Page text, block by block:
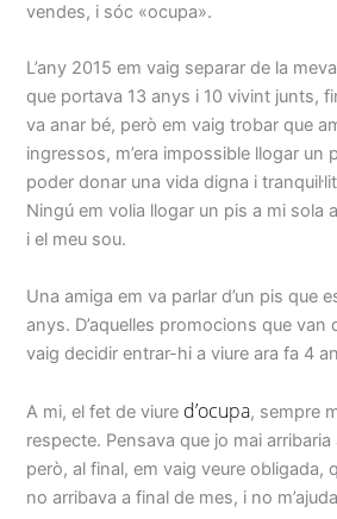
vendes, i sóc «ocupa».
L’any 2015 em vaig separar de la
que portava 13 anys i 10 vivint junts,
va anar bé, però em vaig trobar que
ingressos, m’era impossible llogar un
poder donar una vida digna i
Ningú em volia llogar un pis a mi sola
i el meu sou.
Una amiga em va parlar d’un pis que
anys. D’aquelles promocions que van
vaig decidir entrar-hi a viure ara fa 4
A mi, el fet de viure d’ocupa, sempre
respecte. Pensava que jo mai
però, al final, em vaig veure obligada,
no arribava a final de mes, i no